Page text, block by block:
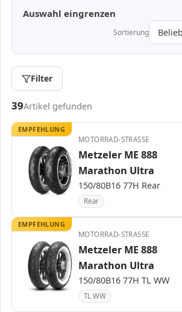
Auswahl eingrenzen
Sortierung
Filter
Passende Reifen in 150/80 R16
39Artikel gefunden
EMPFEHLUNG
MOTORRAD-STRASSE
Metzeler ME 888
Marathon Ultra
150/80B16 77H Rear
Rear
EMPFEHLUNG
MOTORRAD-STRASSE
Metzeler ME 888
Marathon Ultra
150/80B16 77H TL WW
TL WW